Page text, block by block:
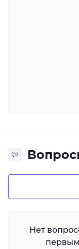
Нет
первым